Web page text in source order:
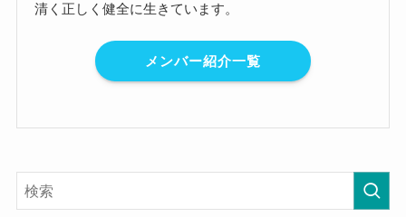
清く正しく健全に生きています。
メンバー紹介一覧